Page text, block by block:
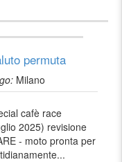
permuta
Milano
cafè race
2025) revisione
- moto pronta per